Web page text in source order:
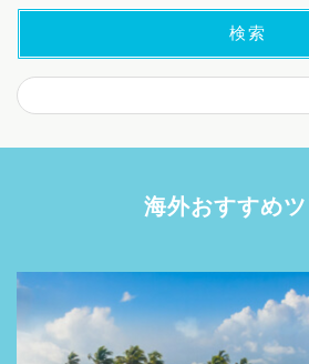
検索
海外おすすめ